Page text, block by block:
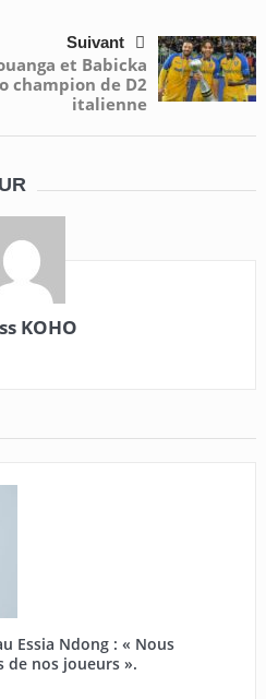
Suivant
et Babicka
champion de D2
italienne
KOHO
Essia Ndong : « Nous
de nos joueurs ».